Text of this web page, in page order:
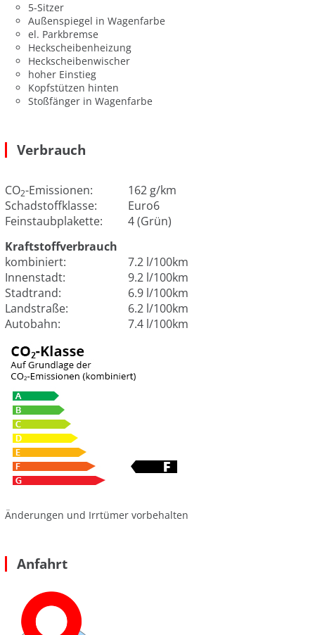
5-Sitzer
Außenspiegel in Wagenfarbe
el. Parkbremse
Heckscheibenheizung
Heckscheibenwischer
hoher Einstieg
Kopfstützen hinten
Stoßfänger in Wagenfarbe
Verbrauch
CO2-Emissionen:
162 g/km
Schadstoffklasse:
Euro6
Feinstaubplakette:
4 (Grün)
Kraftstoffverbrauch
kombiniert:
7.2 l/100km
Innenstadt:
9.2 l/100km
Stadtrand:
6.9 l/100km
Landstraße:
6.2 l/100km
Autobahn:
7.4 l/100km
Änderungen und Irrtümer vorbehalten
Anfahrt